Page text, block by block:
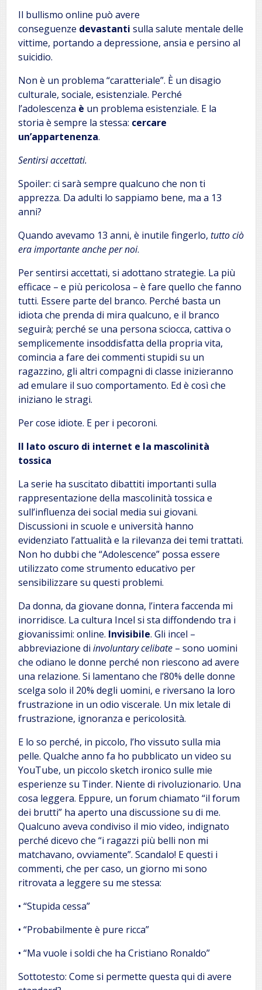
Il bullismo online può avere
conseguenze devastanti sulla salute mentale delle
vittime, portando a depressione, ansia e persino al
suicidio.
Non è un problema “caratteriale”. È un disagio
culturale, sociale, esistenziale. Perché
l’adolescenza è un problema esistenziale. E la
storia è sempre la stessa: cercare
un’appartenenza.
Sentirsi accettati.
Spoiler: ci sarà sempre qualcuno che non ti
apprezza. Da adulti lo sappiamo bene, ma a 13
anni?
Quando avevamo 13 anni, è inutile fingerlo, tutto ciò
era importante anche per noi.
Per sentirsi accettati, si adottano strategie. La più
efficace – e più pericolosa – è fare quello che fanno
tutti. Essere parte del branco. Perché basta un
idiota che prenda di mira qualcuno, e il branco
seguirà; perché se una persona sciocca, cattiva o
semplicemente insoddisfatta della propria vita,
comincia a fare dei commenti stupidi su un
ragazzino, gli altri compagni di classe inizieranno
ad emulare il suo comportamento. Ed è così che
iniziano le stragi.
Per cose idiote. E per i pecoroni.
Il lato oscuro di internet e la mascolinità
tossica
La serie ha suscitato dibattiti importanti sulla
rappresentazione della mascolinità tossica e
sull’influenza dei social media sui giovani.
Discussioni in scuole e università hanno
evidenziato l’attualità e la rilevanza dei temi trattati.
Non ho dubbi che “Adolescence” possa essere
utilizzato come strumento educativo per
sensibilizzare su questi problemi.
Da donna, da giovane donna, l’intera faccenda mi
inorridisce. La cultura Incel si sta diffondendo tra i
giovanissimi: online. Invisibile. Gli incel –
abbreviazione di involuntary celibate – sono uomini
che odiano le donne perché non riescono ad avere
una relazione. Si lamentano che l’80% delle donne
scelga solo il 20% degli uomini, e riversano la loro
frustrazione in un odio viscerale. Un mix letale di
frustrazione, ignoranza e pericolosità.
E lo so perché, in piccolo, l’ho vissuto sulla mia
pelle. Qualche anno fa ho pubblicato un video su
YouTube, un piccolo sketch ironico sulle mie
esperienze su Tinder. Niente di rivoluzionario. Una
cosa leggera. Eppure, un forum chiamato “il forum
dei brutti” ha aperto una discussione su di me.
Qualcuno aveva condiviso il mio video, indignato
perché dicevo che “i ragazzi più belli non mi
matchavano, ovviamente”. Scandalo! E questi i
commenti, che per caso, un giorno mi sono
ritrovata a leggere su me stessa:
• “Stupida cessa”
• “Probabilmente è pure ricca”
• “Ma vuole i soldi che ha Cristiano Ronaldo”
Sottotesto: Come si permette questa qui di avere